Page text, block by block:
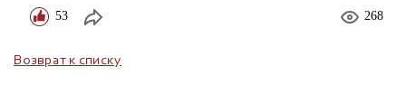
53 268
Возврат к списку